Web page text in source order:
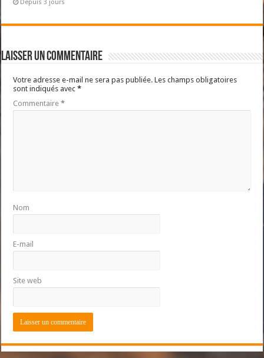
Depuis 3 jours
Laisser un commentaire
Votre adresse e-mail ne sera pas publiée. Les champs obligatoires
sont indiqués avec*
Commentaire*
Nom
E-mail
Site web